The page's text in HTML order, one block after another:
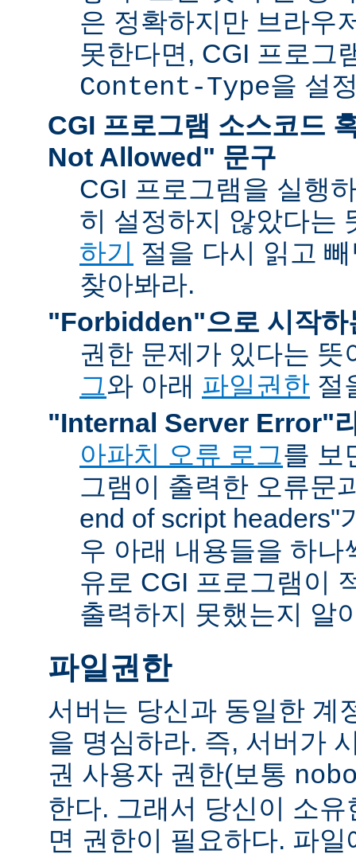
은 정확하지만 브라우
못한다면, CGI 프로그
Content-Type을 설
CGI 프로그램 소스코드
Not Allowed" 문구
CGI 프로그램을 실행
히 설정하지 않았다는
하기 절을 다시 읽고
찾아봐라.
"Forbidden"으로 시작하
권한 문제가 있다는
그와 아래 파일권한 절
"Internal Server Error"
아파치 오류 로그를 보
그램이 출력한 오류문
end of script headers"
우 아래 내용들을 하나
유로 CGI 프로그램이
출력하지 못했는지 알
파일권한
서버는 당신과 동일한 계
을 명심하라. 즉, 서버가
권 사용자 권한(보통
한다. 그래서 당신이 소
면 권한이 필요하다. 파